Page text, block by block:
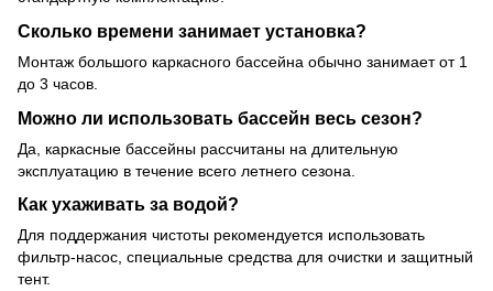
Сколько времени занимает установка?
Монтаж большого каркасного бассейна обычно занимает от 1
до 3 часов.
Можно ли использовать бассейн весь сезон?
Да, каркасные бассейны рассчитаны на длительную
эксплуатацию в течение всего летнего сезона.
Как ухаживать за водой?
Для поддержания чистоты рекомендуется использовать
фильтр-насос, специальные средства для очистки и защитный
тент.